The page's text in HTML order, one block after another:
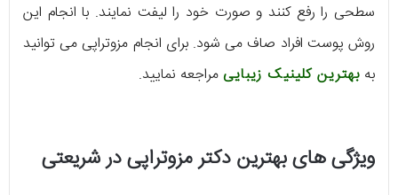
سطحی را رفع کنند و صورت خود را لیفت نمایند. با انجام این
روش پوست افراد صاف می شود. برای انجام مزوتراپی می توانید
به بهترین کلینیک زیباییمراجعه نمایید.
ویژگی های بهترین دکتر مزوتراپی در شریعتی